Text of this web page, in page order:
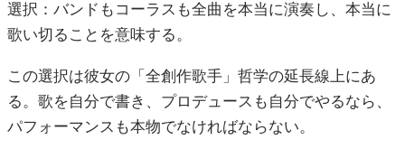
選択：バンドもコーラスも全曲を本当に演奏し、本当に
歌い切ることを意味する。
この選択は彼女の「全創作歌手」哲学の延長線上にあ
る。歌を自分で書き、プロデュースも自分でやるなら、
パフォーマンスも本物でなければならない。